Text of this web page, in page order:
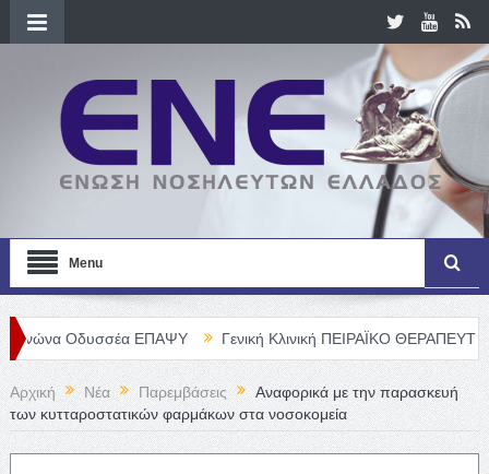
Menu
ΕΠΑΨΥ Γενική Κλινική ΠΕΙΡΑΪΚΟ ΘΕΡΑΠΕΥΤΗΡΙΟ Α. Ε. –
Αρχική Νέα Παρεμβάσεις
Aναφορικά με την παρασκευή
των κυτταροστατικών φαρμάκων στα νοσοκομεία